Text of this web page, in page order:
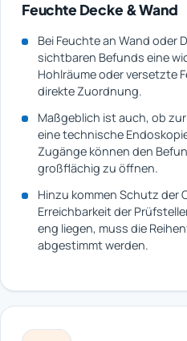
Feuchte Decke & Wand
Bei Feuchte an Wand oder
sichtbaren Befunds eine
Hohlräume oder versetzte
direkte Zuordnung.
Maßgeblich ist auch, ob
eine technische
Zugänge können den
großflächig zu öffnen.
Hinzu kommen Schutz der
Erreichbarkeit der
eng liegen, muss die
abgestimmt werden.